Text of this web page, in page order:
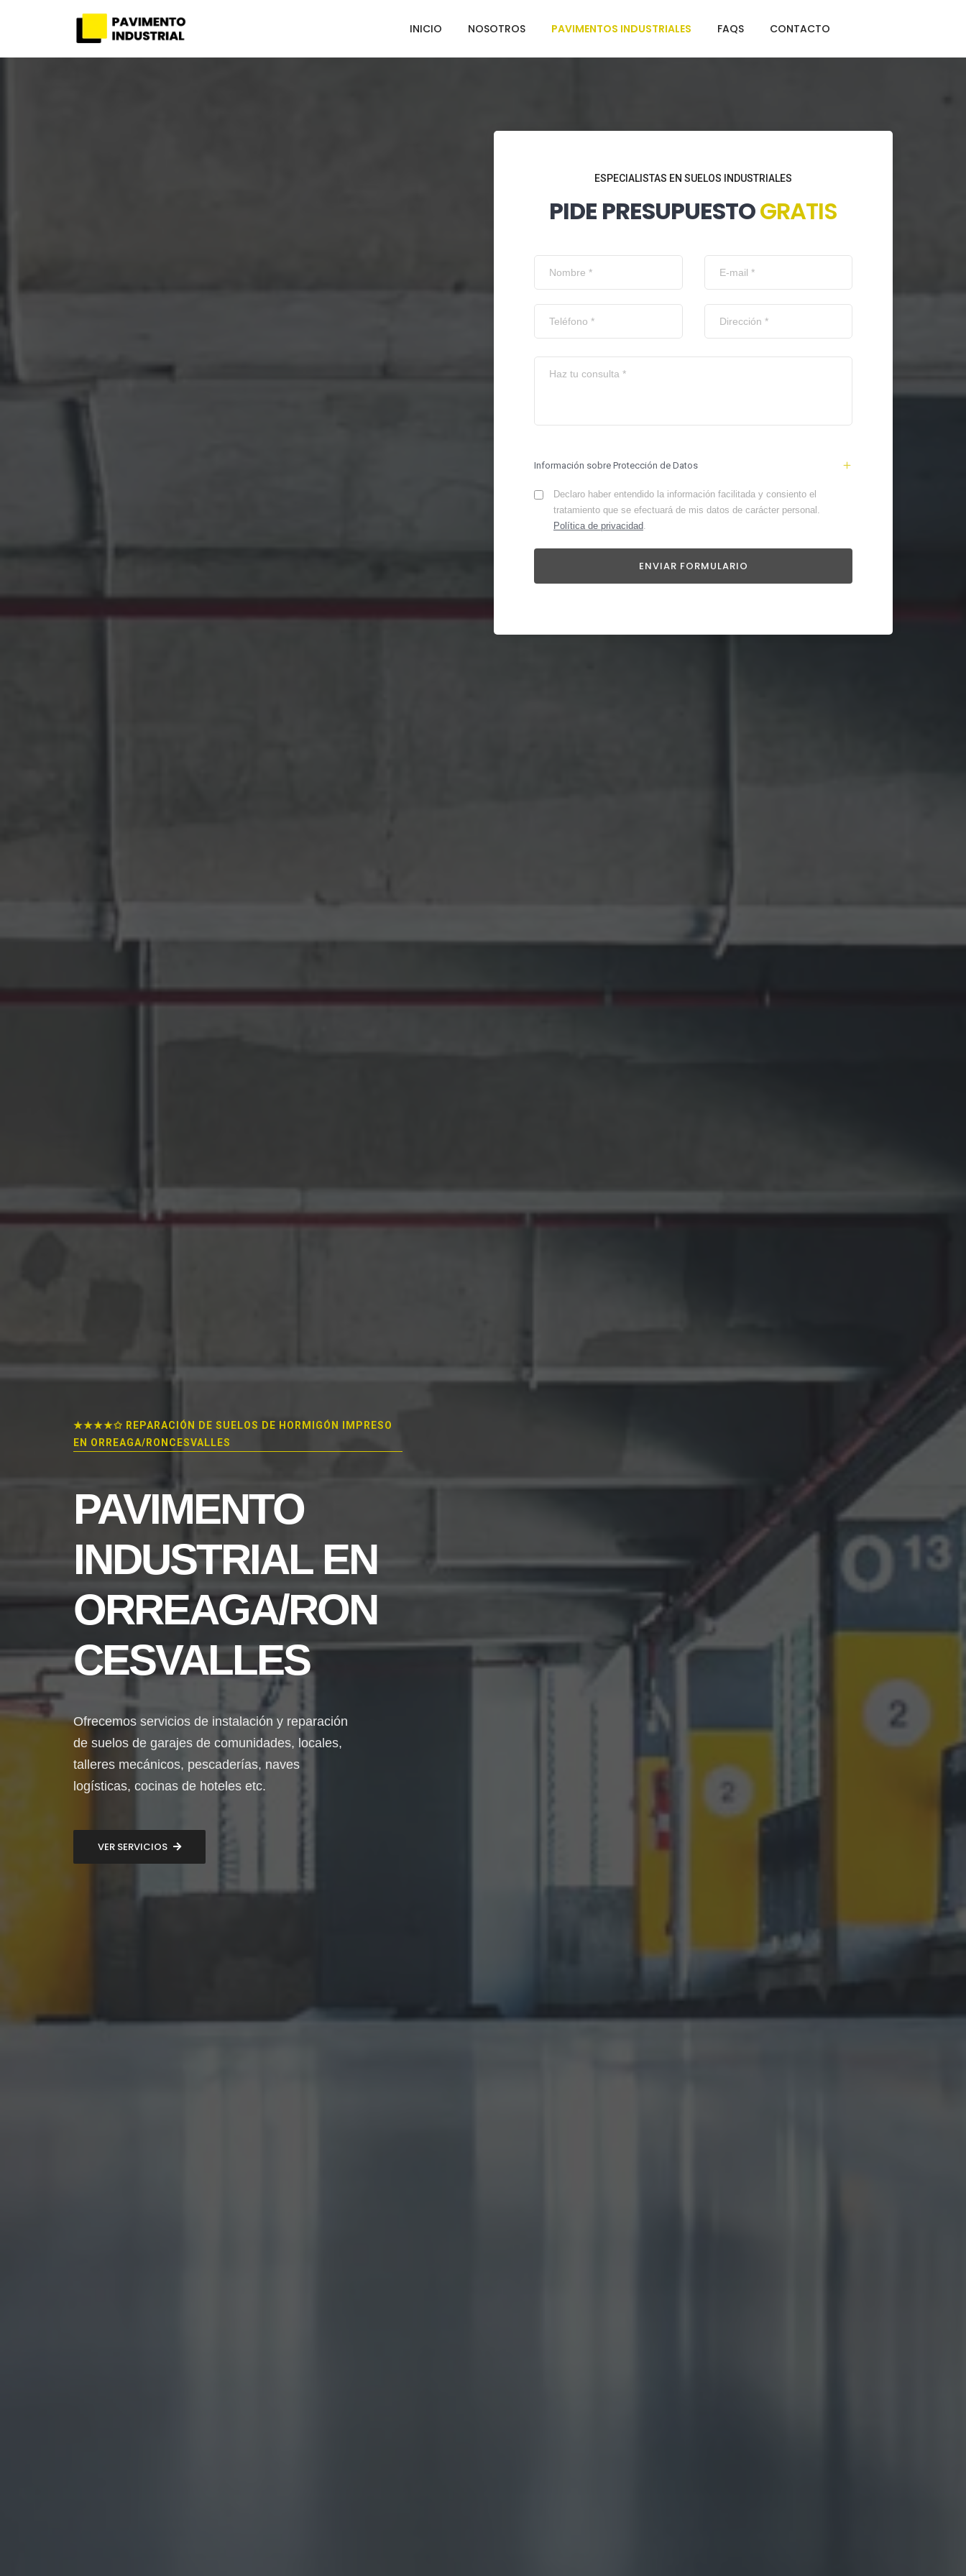
INICIO NOSOTROS PAVIMENTOS INDUSTRIALES FAQS CONTACTO
★★★★✩ REPARACIÓN DE SUELOS DE HORMIGÓN IMPRESO
EN ORREAGA/RONCESVALLES
PAVIMENTO
INDUSTRIAL EN
ORREAGA/RON
CESVALLES
Ofrecemos servicios de instalación y reparación
de suelos de garajes de comunidades, locales,
talleres mecánicos, pescaderías, naves
logísticas, cocinas de hoteles etc.
VER SERVICIOS
ESPECIALISTAS EN SUELOS INDUSTRIALES
PIDE PRESUPUESTOGRATIS
Información sobre Protección de Datos
Declaro haber entendido la información facilitada y consiento el
tratamiento que se efectuará de mis datos de carácter personal.
Política de privacidad.